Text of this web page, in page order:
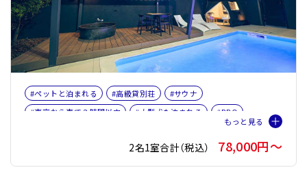
#ペットと泊まれる #高級貸別荘
#サウナ
#東京から車で３時間以内
#大型犬も泊まれる
#BBQ
#テントサウナ
2名1室合計（税込） 78,000円〜